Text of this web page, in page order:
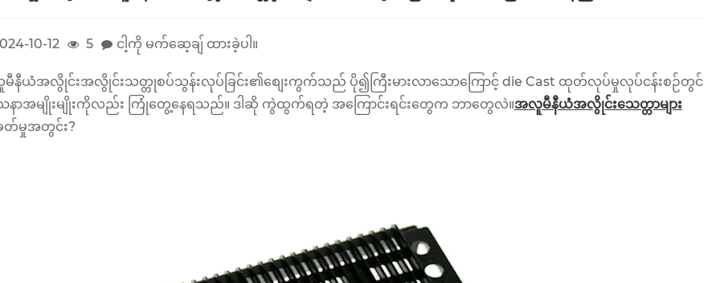
10-12 5 ငါ့ကို မက်ဆေ့ချ် ထားခဲ့ပါ။
နီယံအလွိုင်းအလွိုင်းသတ္တုစပ်သွန်းလုပ်ခြင်း၏စျေးကွက်သည် ပို၍ကြီးမားလာသောကြောင့် die Cast ထုတ်လုပ်မှုလုပ်ငန်းစဉ်တွင်
နာအမျိုးမျိုးကိုလည်း ကြုံတွေ့နေရသည်။ ဒါဆို ကွဲထွက်ရတဲ့ အကြောင်းရင်းတွေက ဘာတွေလဲ။အလူမီနီယံအလွိုင်းသေတ္တာများ
တ်မှုအတွင်း?